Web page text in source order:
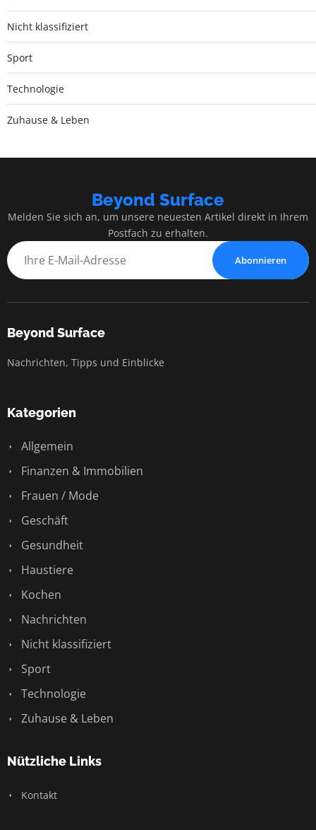
Nicht klassifiziert
Sport
Technologie
Zuhause & Leben
Beyond Surface
Melden Sie sich an, um unsere neuesten Artikel direkt in Ihrem
Postfach zu erhalten.
Abonnieren
Beyond Surface
Nachrichten, Tipps und Einblicke
Kategorien
Allgemein
Finanzen & Immobilien
Frauen / Mode
Geschäft
Gesundheit
Haustiere
Kochen
Nachrichten
Nicht klassifiziert
Sport
Technologie
Zuhause & Leben
Nützliche Links
Kontakt